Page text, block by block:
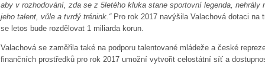
aby v rozhodování, zda se z 5letého kluka stane sportovní legenda, nehrály
jeho talent, vůle a tvrdý trénink.“Pro rok 2017 navýšila Valachová dotaci na
se letos bude rozdělovat 1 miliarda korun.
Valachová se zaměřila také na podporu talentované mládeže a české
finančních prostředků pro rok 2017 umožní vytvořit celostátní síť a